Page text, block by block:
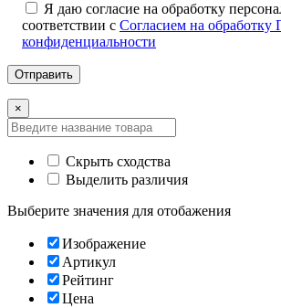
Я даю согласие на обработку
соответствии с Согласием на обработку
конфиденциальности
×
Скрыть сходства
Выделить различия
Выберите значения для отобажения
Изображение
Артикул
Рейтинг
Цена